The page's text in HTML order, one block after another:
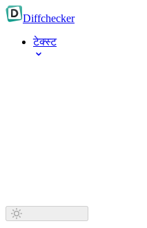
Diffchecker
टेक्स्ट